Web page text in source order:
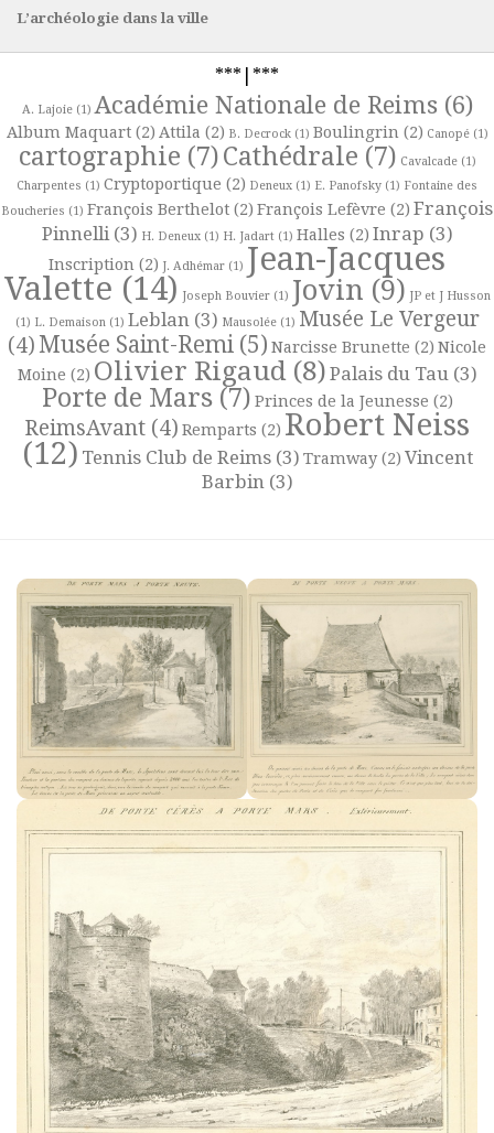
L’archéologie dans la ville
***|***
A. Lajoie(1) Académie Nationale de Reims (6)
Album Maquart(2) Attila (2) B. Decrock(1) Boulingrin (2) Canopé(1)
cartographie (7)Cathédrale (7) Cavalcade(1)
Charpentes (1) Cryptoportique (2) Deneux (1) E. Panofsky (1) Fontaine des
Boucheries (1) François Berthelot (2) François Lefèvre (2) François
Pinnelli (3) H. Deneux(1) H. Jadart(1) Halles (2) Inrap (3)
Inscription (2) J. Adhémar (1) Jean-Jacques
Valette (14) Joseph Bouvier(1) Jovin (9) JP et J Husson
(1) L. Demaison (1) Leblan (3) Mausolée(1) Musée Le Vergeur
(4) Musée Saint-Remi (5) Narcisse Brunette (2) Nicole
Moine (2) Olivier Rigaud (8) Palais du Tau (3)
Porte de Mars(7) Princes de la Jeunesse (2)
ReimsAvant (4) Remparts (2) Robert Neiss
(12) Tennis Club de Reims(3) Tramway(2) Vincent
Barbin (3)